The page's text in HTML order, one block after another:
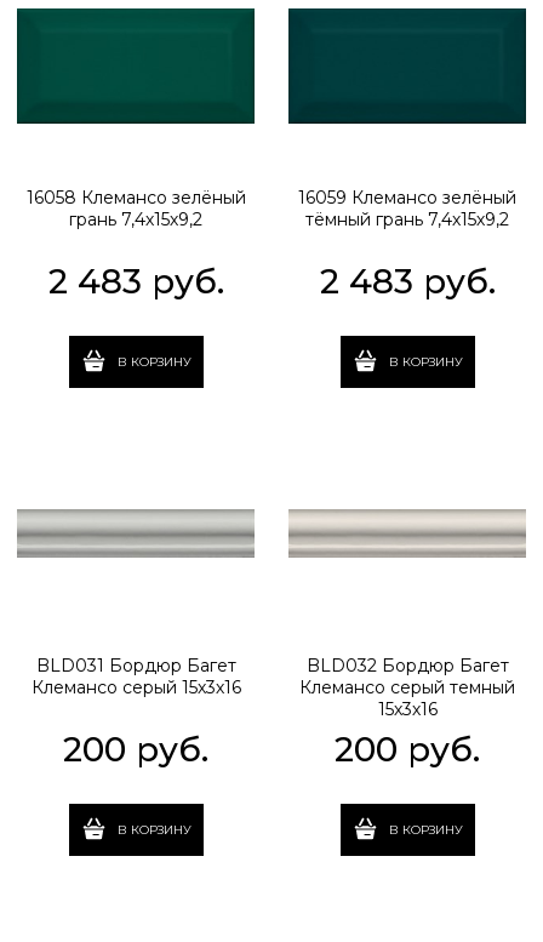
16058 Клемансо зелёный
грань 7,4х15х9,2
2 483 руб.
В КОРЗИНУ
16059 Клемансо зелёный
тёмный грань 7,4х15х9,2
2 483 руб.
В КОРЗИНУ
BLD031 Бордюр Багет
Клемансо серый 15х3х16
200 руб.
В КОРЗИНУ
BLD032 Бордюр Багет
Клемансо серый темный
15х3х16
200 руб.
В КОРЗИНУ